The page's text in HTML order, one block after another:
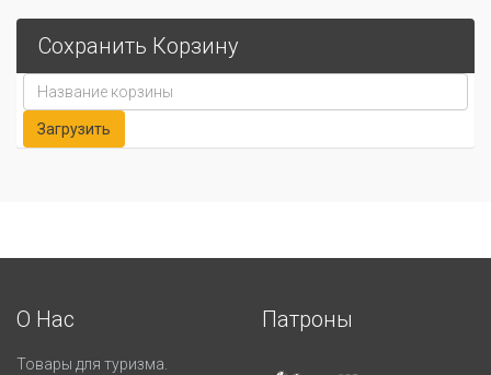
Сохранить Корзину
О Нас
Товары для туризма.
Патроны